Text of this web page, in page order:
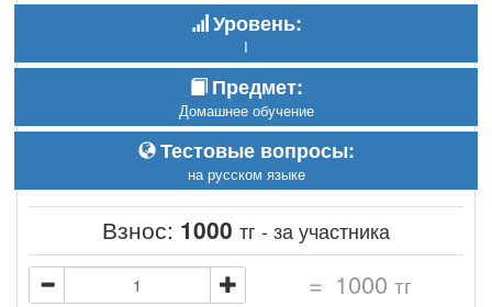
Уровень:
I
Предмет:
Домашнее обучение
Тестовые вопросы:
на русском языке
Взнос: 1000 тг - за участника
= 1000 тг